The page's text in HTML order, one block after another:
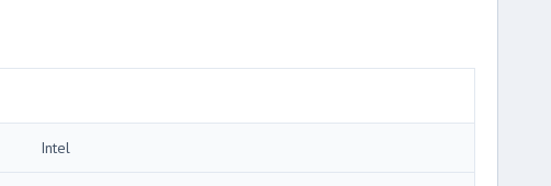
Intel